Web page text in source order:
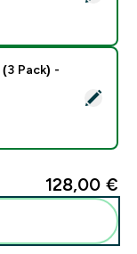
Socks (3 Pack)
Pack) -
128,00 €‎